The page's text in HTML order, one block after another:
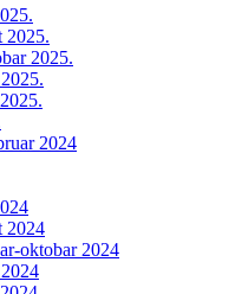
2025.
2025.
2024
2024
oktobar 2024